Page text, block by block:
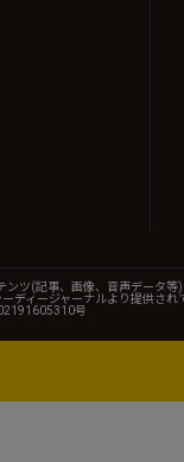
ンツ(記事、画像、音声データ
ディージャーナルより提供され
号